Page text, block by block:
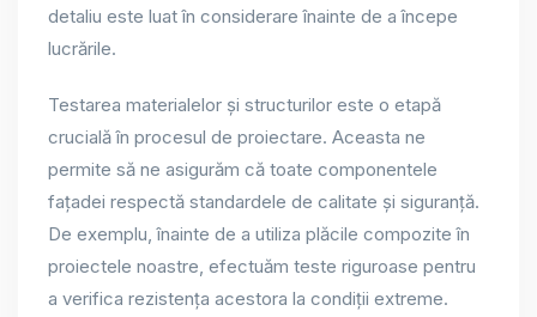
detaliu este luat în considerare înainte de a începe
lucrările.
Testarea materialelor și structurilor este o etapă
crucială în procesul de proiectare. Aceasta ne
permite să ne asigurăm că toate componentele
fațadei respectă standardele de calitate și siguranță.
De exemplu, înainte de a utiliza plăcile compozite în
proiectele noastre, efectuăm teste riguroase pentru
a verifica rezistența acestora la condiții extreme.